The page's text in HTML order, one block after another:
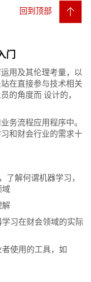
回到顶部
门
用及其伦理考量，以
在直接参与技术相关
的角度而 设计的，
务流程应用程序中。
和财会行业的需求十
了解何谓机器学习，
域
解
习在财会领域的实际
使用的工具，如